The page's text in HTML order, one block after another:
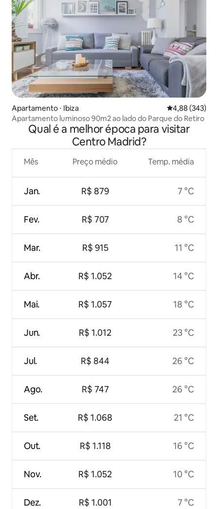
Apartamento ⋅ Ibiza 4,88 de uma
4,88 (343)
Apartamento luminoso 90m2 ao lado do Parque do Retiro
Qual é a melhor época para visitar
Centro Madrid?
Mês
Jan.
Fev.
Mar.
Abr.
Mai.
Jun.
Jul.
Ago.
Set.
Out.
Nov.
Dez.
Preço médio
R$ 879
R$ 707
R$ 915
R$ 1.052
R$ 1.057
R$ 1.012
R$ 844
R$ 747
R$ 1.068
R$ 1.118
R$ 1.052
R$ 1.001
Temp. média
7 °C
8 °C
11 °C
14 °C
18 °C
23 °C
26 °C
26 °C
21 °C
16 °C
10 °C
7 °C